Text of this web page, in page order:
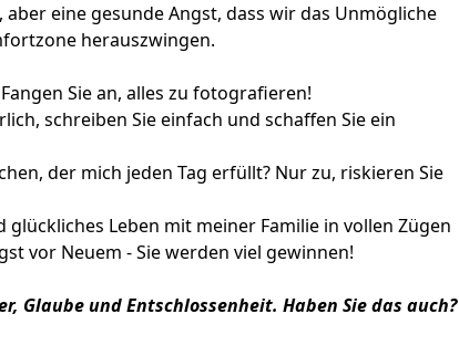
eine gesunde Angst, dass wir das Unmögliche
herauszwingen.
Sie an, alles zu fotografieren!
schreiben Sie einfach und schaffen Sie ein
der mich jeden Tag erfüllt? Nur zu, riskieren Sie
Leben mit meiner Familie in vollen Zügen
vor Neuem - Sie werden viel gewinnen!
Glaube und Entschlossenheit. Haben Sie das auch?